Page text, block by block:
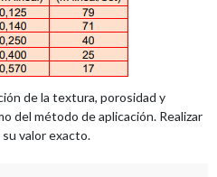
de la textura, porosidad y
del método de aplicación. Realizar
valor exacto.